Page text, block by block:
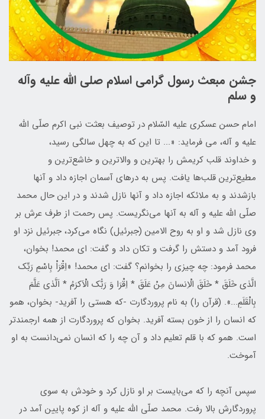
جشن مبعث رسول گرامی اسلام صلی الله علیه وآله
و سلم
امام حسن عسکرى علیه السّلام در توصیف بعثت نبى اکرم صلّى اللّه
علیه و آله، می فرماید: «... تا این که به چهل سالگى رسید،
و خداوند قلب کریمش را بهترین و والاترین و خاشع‌ترین و
مطیع‌ترین قلب‌ها یافت. پس به درهاى آسمان اجازه داد و آنها
بازشدند و به ملائکه اجازه داد و آنها نازل شدند و در این حال محمد
صلّى اللّه علیه و آله به آنها مى‌نگریست. پس رحمت از طرف عرش بر
وى نازل شد و او به روح الامین (جبرئیل) نگاه مى‌کرد، جبرئیل نزد او
فرود آمد و دستش را گرفت و تکان داد و گفت: اى محمد! بخوان،
محمد فرمود: چه چیزى را بخوانم؟ گفت: اى محمد! «اِقْرَاْ بِاسْمِ رَبِّک
الَّذی خَلَقَ * خَلَقَ الْاِنسانَ مِنْ عَلَقَ * اِقْرَا وَ رَبُّک الْاَکرَمُ * اَلَّذی عَلَّمَ
بِالْقَلَمِ...». (قرآن را) به نام پروردگارت -که هستى را آفرید- بخوان، همو
که انسان را از خون بسته آفرید. بخوان که پروردگارت از همه ارجمندتر
است. همو که با قلم تعلیم داد و آن چه را که انسان نمى‌دانست به او
آموخت.
سپس آنچه را که مى‌بایست بر او نازل کرد و خودش به سوى
پروردگارش بالا رفت. محمد صلّى اللّه علیه و آله از کوه پایین آمد در